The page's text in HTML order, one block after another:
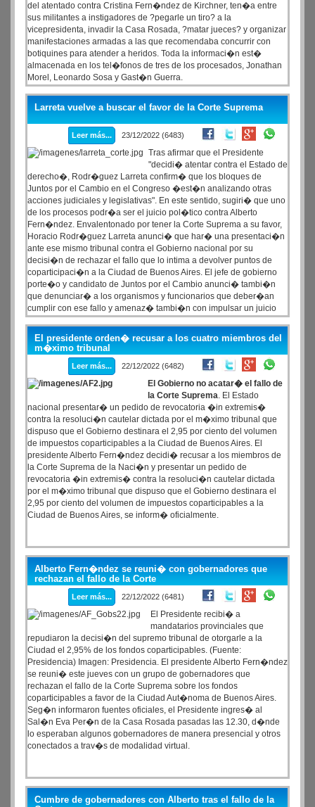
del atentado contra Cristina Fern�ndez de Kirchner, ten�a entre
sus militantes a instigadores de ?pegarle un tiro? a la
vicepresidenta, invadir la Casa Rosada, ?matar jueces? y organizar
manifestaciones armadas a las que recomendaba concurrir con
botiquines para atender a heridos. Toda la informaci�n est�
almacenada en los tel�fonos de tres de los procesados, Jonathan
Morel, Leonardo Sosa y Gast�n Guerra.
Larreta vuelve a buscar el favor de la Corte Suprema
Leer más... 23/12/2022 (6483)
Tras afirmar que el Presidente
"decidi� atentar contra el Estado de
derecho�, Rodr�guez Larreta confirm� que los bloques de
Juntos por el Cambio en el Congreso �est�n analizando otras
acciones judiciales y legislativas". En este sentido, sugiri� que uno
de los procesos podr�a ser el juicio pol�tico contra Alberto
Fern�ndez. Envalentonado por tener la Corte Suprema a su favor,
Horacio Rodr�guez Larreta anunci� que har� una presentaci�n
ante ese mismo tribunal contra el Gobierno nacional por su
decisi�n de rechazar el fallo que lo intima a devolver puntos de
coparticipaci�n a la Ciudad de Buenos Aires. El jefe de gobierno
porte�o y candidato de Juntos por el Cambio anunci� tambi�n
que denunciar� a los organismos y funcionarios que deber�an
cumplir con ese fallo y amenaz� tambi�n con impulsar un juicio
pol�tico contra el presidente Alberto Fern�ndez.
El presidente orden� recusar a los cuatro miembros del
m�ximo tribunal
Leer más... 22/12/2022 (6482)
El Gobierno no acatar� el fallo de
la Corte Suprema. El Estado
nacional presentar� un pedido de revocatoria �in extremis�
contra la resoluci�n cautelar dictada por el m�ximo tribunal que
dispuso que el Gobierno destinara el 2,95 por ciento del volumen
de impuestos coparticipables a la Ciudad de Buenos Aires. El
presidente Alberto Fern�ndez decidi� recusar a los miembros de
la Corte Suprema de la Naci�n y presentar un pedido de
revocatoria �in extremis� contra la resoluci�n cautelar dictada
por el m�ximo tribunal que dispuso que el Gobierno destinara el
2,95 por ciento del volumen de impuestos coparticipables a la
Ciudad de Buenos Aires, se inform� oficialmente.
Alberto Fern�ndez se reuni� con gobernadores que
rechazan el fallo de la Corte
Leer más... 22/12/2022 (6481)
El Presidente recibi� a
mandatarios provinciales que
repudiaron la decisi�n del supremo tribunal de otorgarle a la
Ciudad el 2,95% de los fondos coparticipables. (Fuente:
Presidencia) Imagen: Presidencia. El presidente Alberto Fern�ndez
se reuni� este jueves con un grupo de gobernadores que
rechazan el fallo de la Corte Suprema sobre los fondos
coparticipables a favor de la Ciudad Aut�noma de Buenos Aires.
Seg�n informaron fuentes oficiales, el Presidente ingres� al
Sal�n Eva Per�n de la Casa Rosada pasadas las 12.30, d�nde
lo esperaban algunos gobernadores de manera presencial y otros
conectados a trav�s de modalidad virtual.
Cumbre de gobernadores con Alberto tras el fallo de la